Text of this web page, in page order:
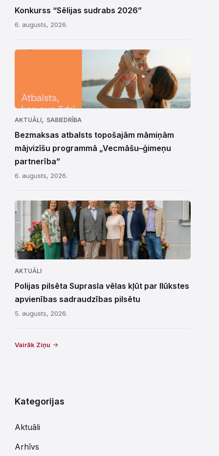
Konkurss “Sēlijas sudrabs 2026”
6. augusts, 2026.
AKTUĀLI, SABIEDRĪBA
Bezmaksas atbalsts topošajām māmiņām
mājvizīšu programmā „Vecmāšu–ģimeņu
partnerība”
6. augusts, 2026.
AKTUĀLI
Polijas pilsēta Suprasla vēlas kļūt par Ilūkstes
apvienības sadraudzības pilsētu
5. augusts, 2026.
Vairāk Ziņu
Kategorijas
Aktuāli
Arhīvs